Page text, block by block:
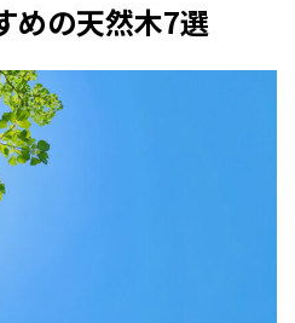
めの天然木7選